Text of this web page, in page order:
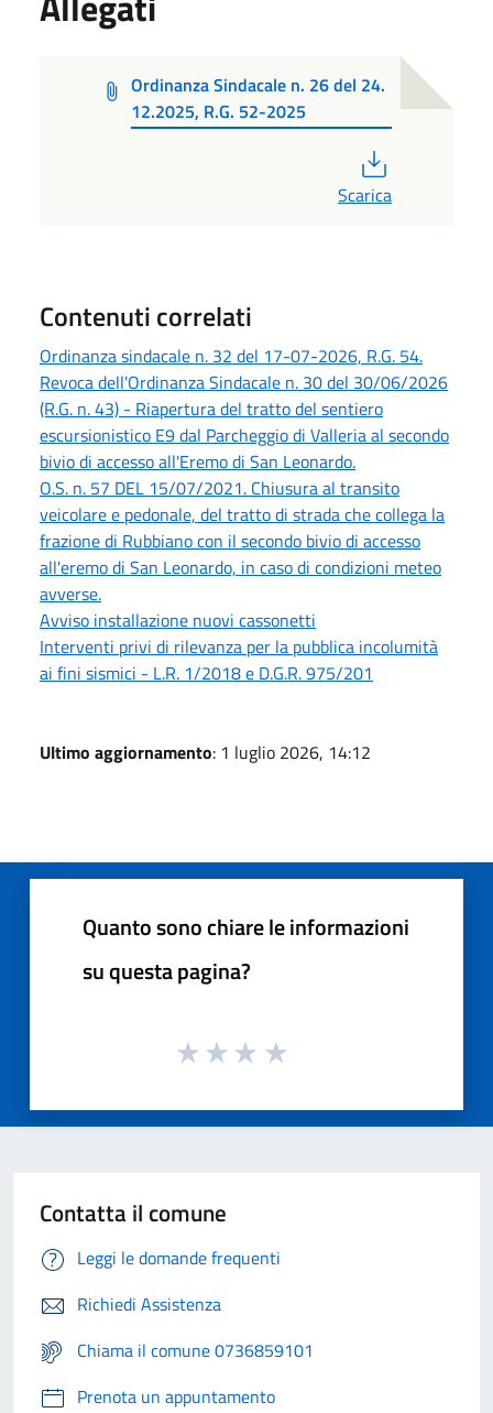
Ordinanza Sindacale n. 26 del 24.
12.2025, R.G. 52-2025
Scarica
Contenuti correlati
Ordinanza sindacale n. 32 del 17-07-2026, R.G. 54.
Revoca dell'Ordinanza Sindacale n. 30 del 30/06/2026
(R.G. n. 43) - Riapertura del tratto del sentiero
escursionistico E9 dal Parcheggio di Valleria al secondo
bivio di accesso all'Eremo di San Leonardo.
O.S. n. 57 DEL 15/07/2021. Chiusura al transito
veicolare e pedonale, del tratto di strada che collega la
frazione di Rubbiano con il secondo bivio di accesso
all'eremo di San Leonardo, in caso di condizioni meteo
avverse.
Avviso installazione nuovi cassonetti
Interventi privi di rilevanza per la pubblica incolumità
ai fini sismici - L.R. 1/2018 e D.G.R. 975/201
Ultimo aggiornamento: 1 luglio 2026, 14:12
Quanto sono chiare le informazioni
su questa pagina?
Contatta il comune
Leggi le domande frequenti
Richiedi Assistenza
Chiama il comune 0736859101
Prenota un appuntamento